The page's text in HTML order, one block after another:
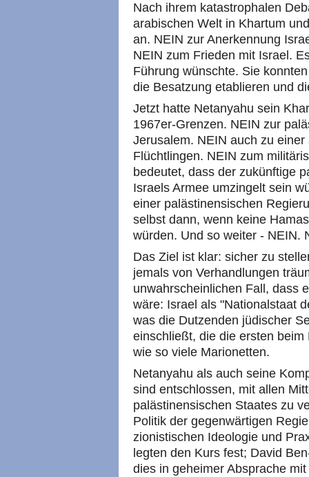
Nach ihrem katastrophalen
arabischen Welt in Khartum
an. NEIN zur Anerkennung
NEIN zum Frieden mit Israel.
Führung wünschte. Sie
die Besatzung etablieren und
Jetzt hatte Netanyahu sein
1967er-Grenzen. NEIN zur
Jerusalem. NEIN auch zu
Flüchtlingen. NEIN zum
bedeutet, dass der zukünftige
Israels Armee umzingelt sein
einer palästinensischen
selbst dann, wenn keine
würden. Und so weiter - NEIN.
Das Ziel ist klar: sicher zu
jemals von Verhandlungen
unwahrscheinlichen Fall, dass
wäre: Israel als "Nationalstaat
was die Dutzenden jüdischer
einschließt, die die ersten
wie so viele Marionetten.
Netanyahu als auch seine
sind entschlossen, mit allen
palästinensischen Staates zu
Politik der gegenwärtigen
zionistischen Ideologie und
legten den Kurs fest; David
dies in geheimer Absprache